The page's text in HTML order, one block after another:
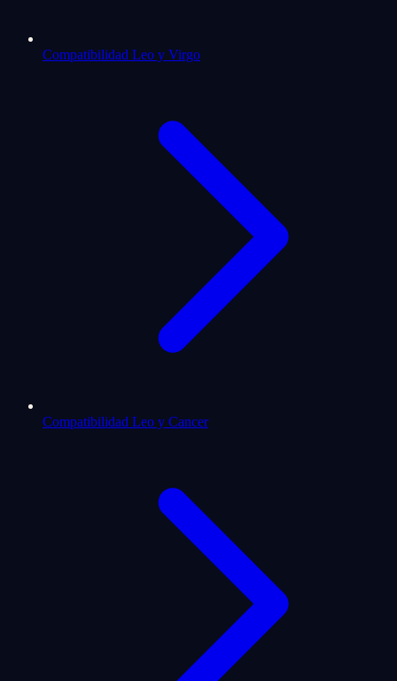
Compatibilidad Leo y Virgo
Compatibilidad Leo y Cancer